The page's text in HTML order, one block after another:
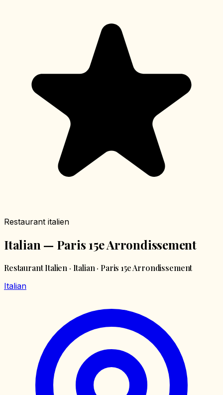
Restaurant italien
Italian — Paris 15e Arrondissement
Restaurant Italien · Italian · Paris 15e Arrondissement
Italian